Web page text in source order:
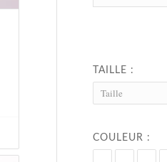
TAILLE :
COULEUR :